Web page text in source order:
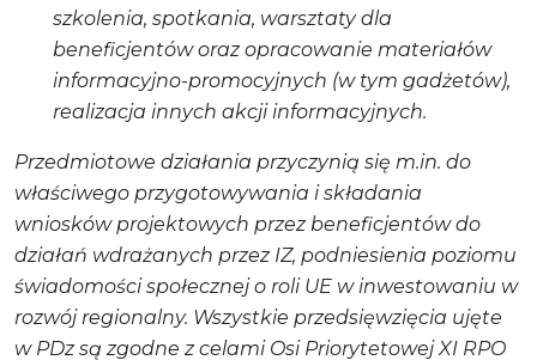
szkolenia, spotkania, warsztaty dla
beneficjentów oraz opracowanie materiałów
informacyjno-promocyjnych (w tym gadżetów),
realizacja innych akcji informacyjnych.
Przedmiotowe działania przyczynią się m.in. do
właściwego przygotowywania i składania
wniosków projektowych przez beneficjentów do
działań wdrażanych przez IZ, podniesienia poziomu
świadomości społecznej o roli UE w inwestowaniu w
rozwój regionalny. Wszystkie przedsięwzięcia ujęte
w PDz są zgodne z celami Osi Priorytetowej XI RPO